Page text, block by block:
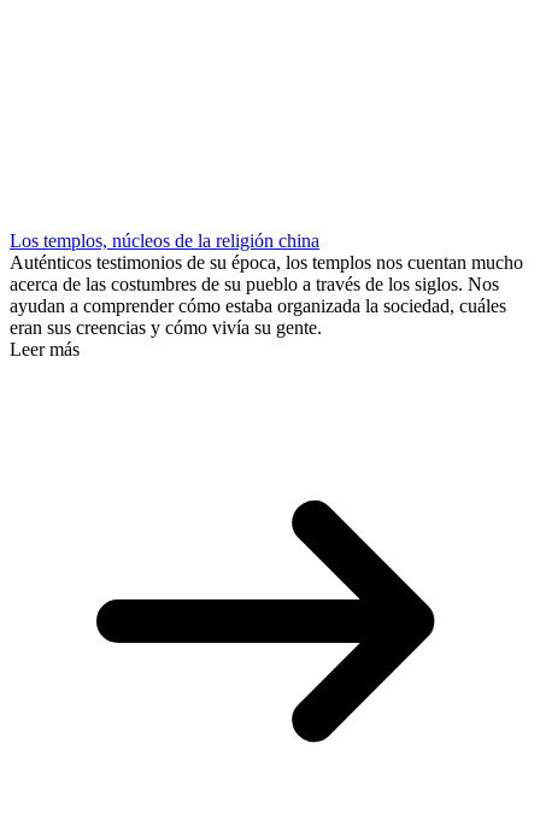
Los templos, núcleos de la religión china
Auténticos testimonios de su época, los templos nos cuentan mucho
acerca de las costumbres de su pueblo a través de los siglos. Nos
ayudan a comprender cómo estaba organizada la sociedad, cuáles
eran sus creencias y cómo vivía su gente.
Leer más